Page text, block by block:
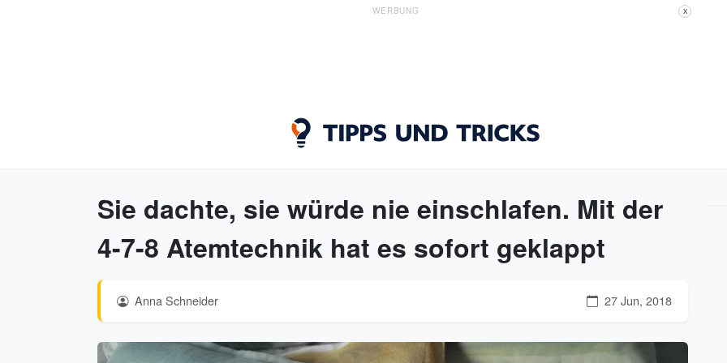
WERBUNG X
Sie dachte, sie würde nie einschlafen. Mit der
4-7-8 Atemtechnik hat es sofort geklappt
Anna Schneider 27 Jun, 2018